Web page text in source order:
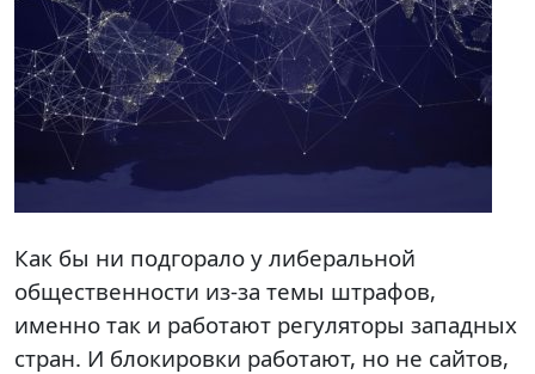
Как бы ни подгорало у либеральной
общественности из-за темы штрафов,
именно так и работают регуляторы западных
стран. И блокировки работают, но не сайтов,